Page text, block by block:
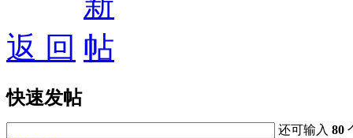
返 回
快速发帖
还可输入80